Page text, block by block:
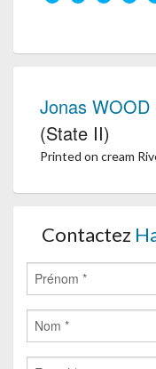
Jonas WOOD
(State II)
Printed on cream
Contactez